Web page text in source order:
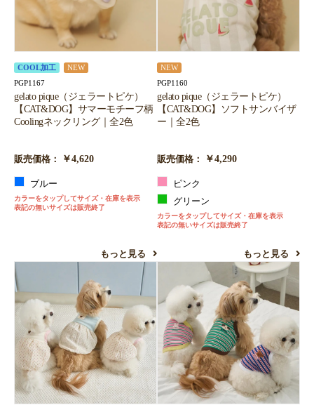
COOL加工 NEW
PGP1167
gelato pique（ジェラートピケ）
【CAT&DOG】サマーモチーフ柄
Coolingネックリング｜全2色
販売価格： ￥4,620
ブルー
カラーをタップしてサイズ・在庫を表示
表記の無いサイズは販売終了
もっと見る
NEW
PGP1160
gelato pique（ジェラートピケ）
【CAT&DOG】ソフトサンバイザ
ー｜全2色
販売価格： ￥4,290
ピンク
グリーン
カラーをタップしてサイズ・在庫を表示
表記の無いサイズは販売終了
もっと見る